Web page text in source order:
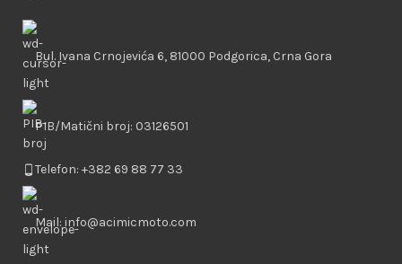
Bul. Ivana Crnojevića 6, 81000 Podgorica, Crna Gora
PIB/Matični broj: 03126501
Telefon: +382 69 88 77 33
Mail: info@acimicmoto.com